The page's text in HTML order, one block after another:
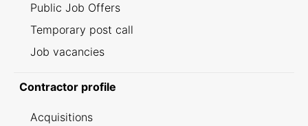
Public Job Offers
Temporary post call
Job vacancies
Contractor profile
Acquisitions